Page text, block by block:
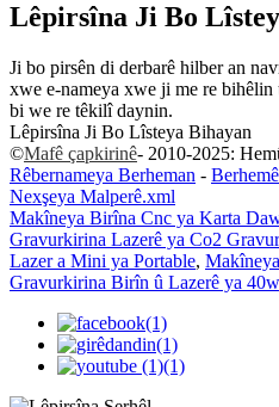
Lêpirsîna Ji Bo
Ji bo pirsên di derbarê hilber an
xwe e-nameya xwe ji me re
bi we re têkilî daynin.
Lêpirsîna Ji Bo Lîsteya Bihayan
©Mafê çapkirinê- 2010-2025:
Rêbernameya Berheman -
Nexşeya Malperê.xml
Makîneya Birîna Cnc ya Karta
Gravurkirina Lazerê ya Co2
Lazer a Mini ya Portable,
Gravurkirina Birîn û Lazerê ya 40w